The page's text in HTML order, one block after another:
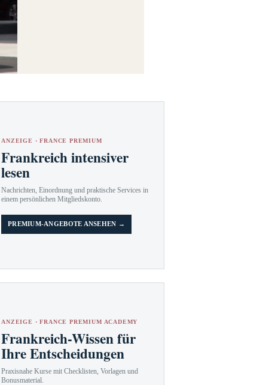
ANZEIGE · FRANCE PREMIUM
Frankreich intensiver
lesen
Nachrichten, Einordnung und praktische Services in
einem persönlichen Mitgliedskonto.
PREMIUM-ANGEBOTE ANSEHEN →
ANZEIGE · FRANCE PREMIUM ACADEMY
Frankreich-Wissen für
Ihre Entscheidungen
Praxisnahe Kurse mit Checklisten, Vorlagen und
Bonusmaterial.